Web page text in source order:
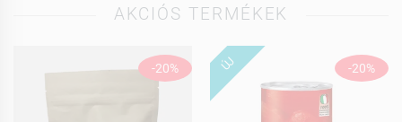
AKCIÓS TERMÉKEK
-20% -20%
ÚJ